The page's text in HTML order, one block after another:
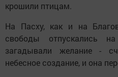
крошили птицам.
На Пасху, как и на
свободы отпускались
загадывали желание -
небесное создание, и она